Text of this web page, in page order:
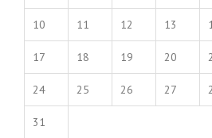
10 11 12 13
17 18 19 20
24 25 26 27
31